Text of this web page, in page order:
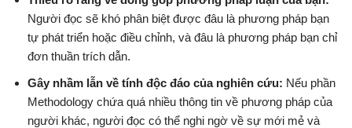
Người đọc sẽ khó phân biệt được đâu là phương pháp bạn
tự phát triển hoặc điều chỉnh, và đâu là phương pháp bạn chỉ
đơn thuần trích dẫn.
Gây nhầm lẫn về tính độc đáo của nghiên cứu: Nếu phần
Methodology chứa quá nhiều thông tin về phương pháp của
người khác, người đọc có thể nghi ngờ về sự mới mẻ và